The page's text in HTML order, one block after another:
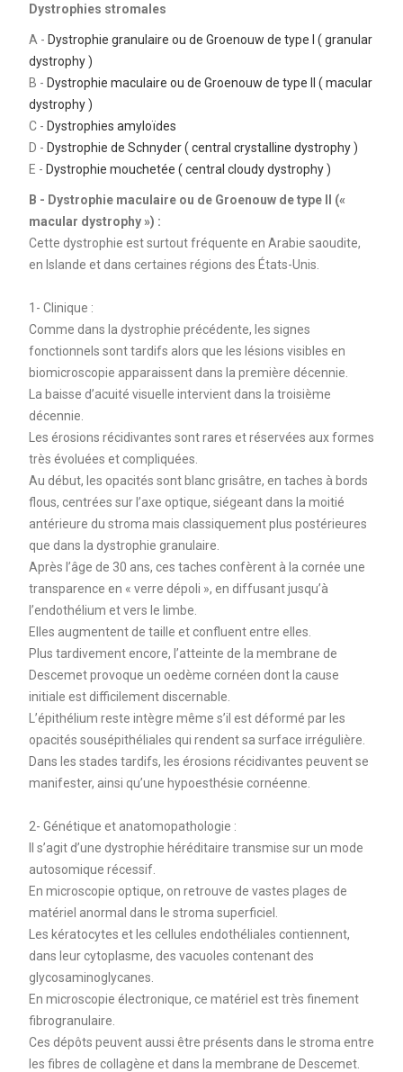
Dystrophies stromales
A - Dystrophie granulaire ou de Groenouw de type I ( granular
dystrophy )
B - Dystrophie maculaire ou de Groenouw de type II ( macular
dystrophy )
C - Dystrophies amyloïdes
D - Dystrophie de Schnyder ( central crystalline dystrophy )
E - Dystrophie mouchetée ( central cloudy dystrophy )
B - Dystrophie maculaire ou de Groenouw de type II («
macular dystrophy ») :
Cette dystrophie est surtout fréquente en Arabie saoudite,
en Islande et dans certaines régions des États-Unis.
1- Clinique :
Comme dans la dystrophie précédente, les signes
fonctionnels sont tardifs alors que les lésions visibles en
biomicroscopie apparaissent dans la première décennie.
La baisse d’acuité visuelle intervient dans la troisième
décennie.
Les érosions récidivantes sont rares et réservées aux formes
très évoluées et compliquées.
Au début, les opacités sont blanc grisâtre, en taches à bords
flous, centrées sur l’axe optique, siégeant dans la moitié
antérieure du stroma mais classiquement plus postérieures
que dans la dystrophie granulaire.
Après l’âge de 30 ans, ces taches confèrent à la cornée une
transparence en « verre dépoli », en diffusant jusqu’à
l’endothélium et vers le limbe.
Elles augmentent de taille et confluent entre elles.
Plus tardivement encore, l’atteinte de la membrane de
Descemet provoque un oedème cornéen dont la cause
initiale est difficilement discernable.
L’épithélium reste intègre même s’il est déformé par les
opacités sousépithéliales qui rendent sa surface irrégulière.
Dans les stades tardifs, les érosions récidivantes peuvent se
manifester, ainsi qu’une hypoesthésie cornéenne.
2- Génétique et anatomopathologie :
Il s’agit d’une dystrophie héréditaire transmise sur un mode
autosomique récessif.
En microscopie optique, on retrouve de vastes plages de
matériel anormal dans le stroma superficiel.
Les kératocytes et les cellules endothéliales contiennent,
dans leur cytoplasme, des vacuoles contenant des
glycosaminoglycanes.
En microscopie électronique, ce matériel est très finement
fibrogranulaire.
Ces dépôts peuvent aussi être présents dans le stroma entre
les fibres de collagène et dans la membrane de Descemet.